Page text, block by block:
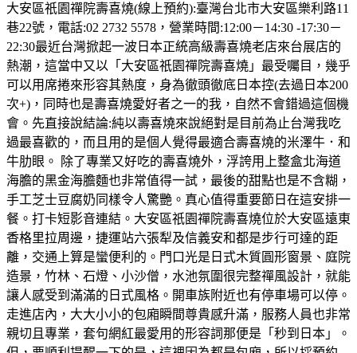
大安區祇園禪院壽喜燒(線上預約):臺灣台北市大安區樂利路11
巷22號，電話:02 2732 5578，營業時間:12:00－14:30 -17:30－
22:30最近台灣掀起一波日本正統高級壽喜燒老店來台展店的
熱潮，這當中又以「大安區祇園禪院壽喜燒」最受囑目，幾乎
可以用席捲來形容其熱度，身為徹頭徹底日本控(去過日本200
次+)，同時也是壽喜燒愛好者之一的我，自然不會錯過這個機
會。先直接說結論:純以壽喜燒來說絕對是目前為止台灣我吃
過最喜歡的，而且用的是個人覺得最適合壽喜燒的米澤牛．和
牛肋眼。 除了專業又好吃的壽喜燒外，浮誇用上整盒北海道
海膽的黑金海膽麵也非常值得一試，最後的甜點也是不含糊，
手工芝士豆腐奶同樣令人驚艷。真心值得重要節日在這安排一
餐。打卡短影音連結。大安區祇園禪院壽喜燒位於大安區遠東
香格里拉周邊，捷運站六張犁及信義安和都是步行可達的距
離，交通上算是蠻便利的。門口光是日式木質圓形窗景、庭院
造景，竹林、石燈、小沙僧，水池氛圍很完整禪風設計，就能
讓人感受到滿滿的日式風格。開車族附近也有停車場可以停。
走進店內，大大小小的包廂瞬間尊貴感升滿，服務人員也非常
親切且專業，套句網紅最愛用的形容詞那便是「秒到日本」。